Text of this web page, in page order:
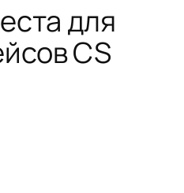
для
CS